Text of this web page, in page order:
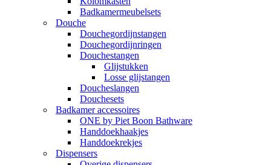
Badkamermeubelsets
Douche
Douchegordijnstangen
Douchegordijnringen
Douchestangen
Glijstukken
Losse glijstangen
Doucheslangen
Douchesets
Badkamer accessoires
ONE by Piet Boon Bathware
Handdoekhaakjes
Handdoekrekjes
Dispensers